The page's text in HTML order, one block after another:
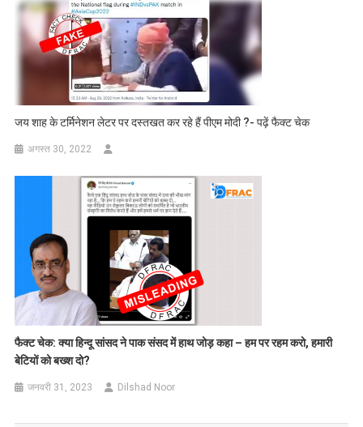
जय शाह के टर्मिनेशन लेटर पर दस्तखत कर रहे हैं पीएम मोदी ?- पढ़ें फैक्ट चेक
अगस्त 30, 2022
फैक्ट चेक: क्या हिन्दू सांसद ने पाक संसद में हाथ जोड़ कहा – हम पर रहम करो,हमारी
बेटियों को बख्श दो?
जनवरी 31, 2023 Dilshad Noor